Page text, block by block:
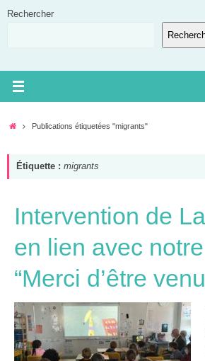
Rechercher
AccueilPublications étiquetées "migrants"
Étiquette : migrants
Intervention de
en lien avec
“Merci d’être